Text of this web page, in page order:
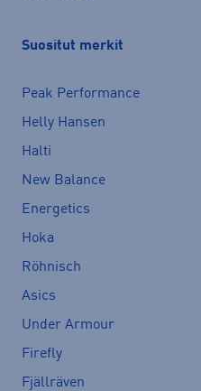
Suositut merkit
Peak Performance
Helly Hansen
Halti
New Balance
Energetics
Hoka
Röhnisch
Asics
Under Armour
Firefly
Fjällräven